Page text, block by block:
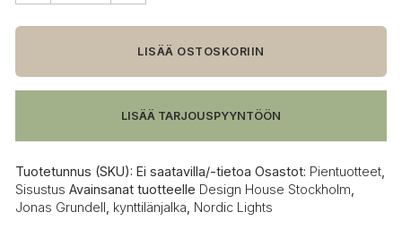
Stockholm
Light
kynttilänjalka
LISÄÄ OSTOSKORIIN
LISÄÄ TARJOUSPYYNTÖÖN
Tuotetunnus (SKU): Ei saatavilla/-tietoa Osastot: Pientuotteet
Sisustus Avainsanat tuotteelle Design House Stockholm
Jonas Grundell kynttilänjalka Nordic Lights